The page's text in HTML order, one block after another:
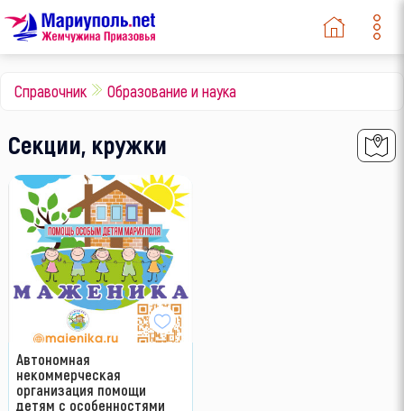
Справочник Образование и наука
Секции, кружки
Автономная
некоммерческая
организация помощи
детям с особенностями